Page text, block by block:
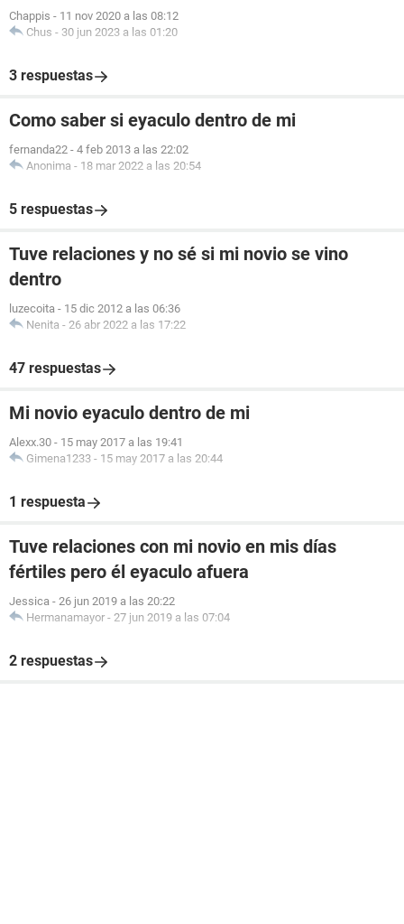
Chappis - 11 nov 2020 a las 08:12
Chus - 30 jun 2023 a las 01:20
3 respuestas
Como saber si eyaculo dentro de mi
fernanda22 - 4 feb 2013 a las 22:02
Anonima - 18 mar 2022 a las 20:54
5 respuestas
Tuve relaciones y no sé si mi novio se vino
dentro
luzecoita - 15 dic 2012 a las 06:36
Nenita - 26 abr 2022 a las 17:22
47 respuestas
Mi novio eyaculo dentro de mi
Alexx.30 - 15 may 2017 a las 19:41
Gimena1233 - 15 may 2017 a las 20:44
1 respuesta
Tuve relaciones con mi novio en mis días
fértiles pero él eyaculo afuera
Jessica - 26 jun 2019 a las 20:22
Hermanamayor - 27 jun 2019 a las 07:04
2 respuestas